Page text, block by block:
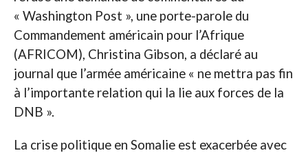
« Washington Post », une porte-parole du
Commandement américain pour l’Afrique
(AFRICOM), Christina Gibson, a déclaré au
journal que l’armée américaine « ne mettra pas fin
à l’importante relation qui la lie aux forces de la
DNB ».
La crise politique en Somalie est exacerbée avec